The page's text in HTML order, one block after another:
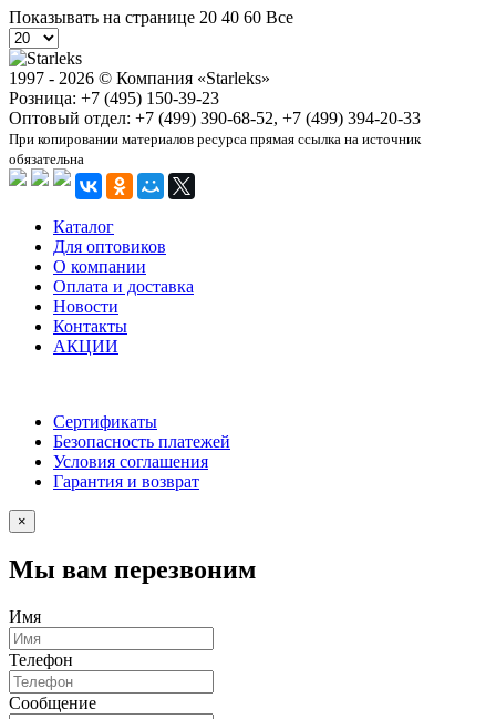
Показывать на странице 20 40 60 Все
1997 - 2026 © Компания «Starleks»
Розница: +7 (495) 150-39-23
Оптовый отдел: +7 (499) 390-68-52, +7 (499) 394-20-33
При копировании материалов ресурса прямая ссылка на источник
обязательна
Каталог
Для оптовиков
О компании
Оплата и доставка
Новости
Контакты
АКЦИИ
Сертификаты
Безопасность платежей
Условия соглашения
Гарантия и возврат
×
Мы вам перезвоним
Имя
Телефон
Сообщение